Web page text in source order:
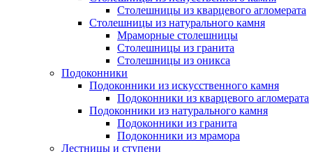
Столешницы из кварцевого агломерата
Столешницы из натурального камня
Мраморные столешницы
Столешницы из гранита
Столешницы из оникса
Подоконники
Подоконники из искусственного камня
Подоконники из кварцевого агломерата
Подоконники из натурального камня
Подоконники из гранита
Подоконники из мрамора
Лестницы и ступени